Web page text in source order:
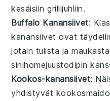
kesäisiin grillijuhliin.
Buffalo Kanansiivet:
kanansiivet ovat
jotain tulista ja
sinihomejuustodipin
Kookos-kanansiivet:
yhdistyvät